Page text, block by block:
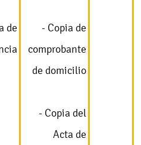
de
- Copia de
comprobante
de domicilio
- Copia del
Acta de